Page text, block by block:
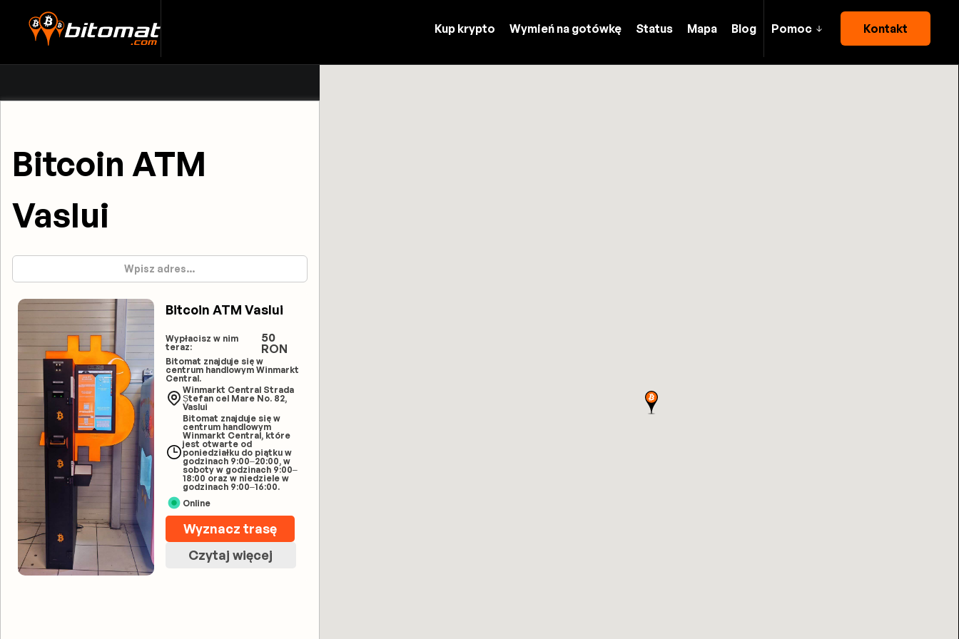
Kup krypto Wymień na gotówkę Status Mapa Blog Pomoc Kontakt
Bitcoin ATM
Vaslui
Bitcoin ATM Vaslui
Wypłacisz w nim
teraz:
50
RON
Bitomat znajduje się w
centrum handlowym Winmarkt
Central.
Winmarkt Central Strada
Ștefan cel Mare No. 82,
Vaslui
Bitomat znajduje się w
centrum handlowym
Winmarkt Central, które
jest otwarte od
poniedziałku do piątku w
godzinach 9:00–20:00, w
soboty w godzinach 9:00–
18:00 oraz w niedziele w
godzinach 9:00–16:00.
Online
Wyznacz trasę
Czytaj więcej